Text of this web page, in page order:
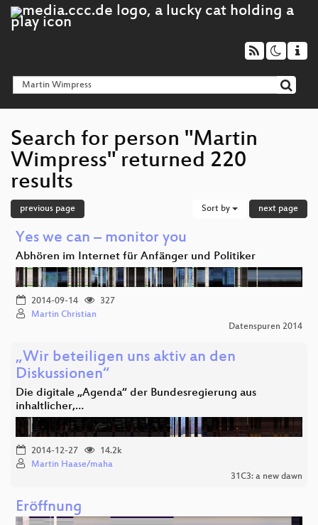
Search for person "Martin
Wimpress" returned 220
results
previous page Sort by next page
Yes we can – monitor you
Abhören im Internet für Anfänger und Politiker
2014-09-14
327
Martin Christian
Datenspuren 2014
„Wir beteiligen uns aktiv an den
Diskussionen“
Die digitale „Agenda“ der Bundesregierung aus
inhaltlicher,…
2014-12-27
14.2k
Martin Haase/maha
31C3: a new dawn
Eröffnung